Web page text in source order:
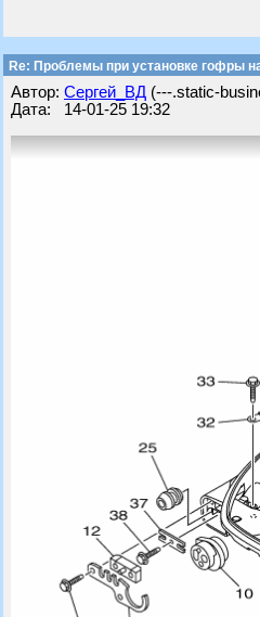
Re: Проблемы при установке гофры
Автор: Сергей_ВД (---.static-
Дата: 14-01-25 19:32